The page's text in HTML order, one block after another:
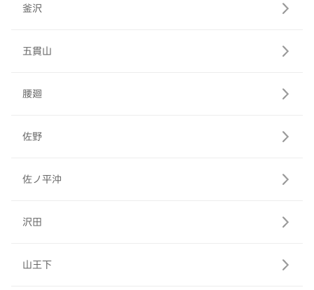
釜沢
五貫山
腰廻
佐野
佐ノ平沖
沢田
山王下